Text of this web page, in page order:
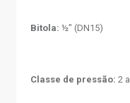
Bitola: ½" (DN15)
Classe de pressão: 2